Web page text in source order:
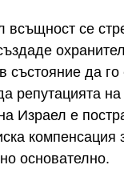
всъщност се
да
репутацията
Израел е
компенсация
основателно.